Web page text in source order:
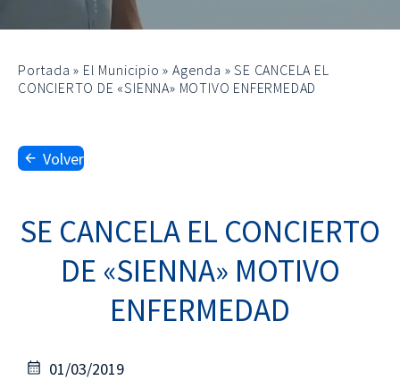
Portada » El Municipio »Agenda »SE CANCELA EL
CONCIERTO DE «SIENNA» MOTIVO ENFERMEDAD
Volver
SE CANCELA EL CONCIERTO
DE «SIENNA» MOTIVO
ENFERMEDAD
01/03/2019